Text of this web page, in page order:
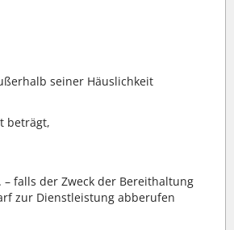
seiner Häuslichkeit
beträgt,
falls der Zweck der Bereithaltung
zur Dienstleistung abberufen